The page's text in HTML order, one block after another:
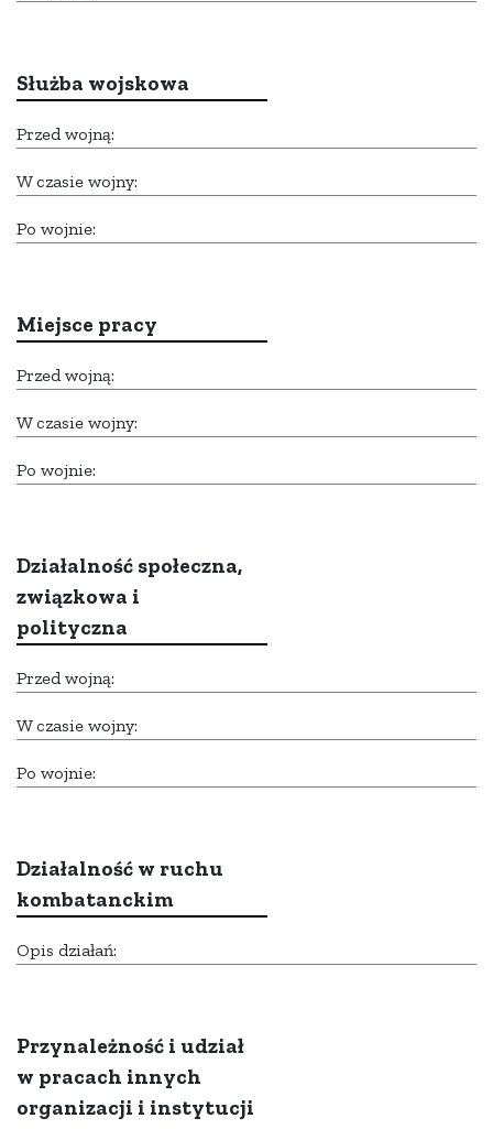
Służba wojskowa
Przed wojną:
W czasie wojny:
Po wojnie:
Miejsce pracy
Przed wojną:
W czasie wojny:
Po wojnie:
Działalność społeczna,
związkowa i
polityczna
Przed wojną:
W czasie wojny:
Po wojnie:
Działalność w ruchu
kombatanckim
Opis działań:
Przynależność i udział
w pracach innych
organizacji i instytucji